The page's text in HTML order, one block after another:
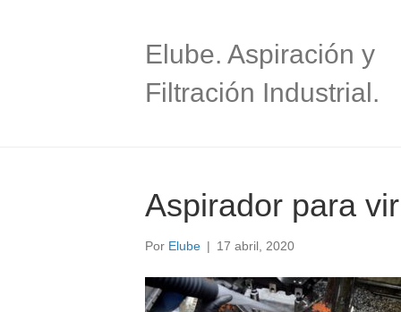
Elube. Aspiración y
Filtración Industrial.
Aspirador para
Por Elube | 17 abril, 2020